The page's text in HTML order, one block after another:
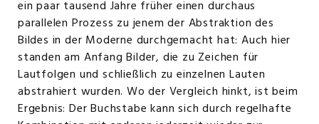
ein paar tausend Jahre früher einen durchaus
parallelen Prozess zu jenem der Abstraktion des
Bildes in der Moderne durchgemacht hat: Auch hier
standen am Anfang Bilder, die zu Zeichen für
Lautfolgen und schließlich zu einzelnen Lauten
abstrahiert wurden. Wo der Vergleich hinkt, ist beim
Ergebnis: Der Buchstabe kann sich durch regelhafte